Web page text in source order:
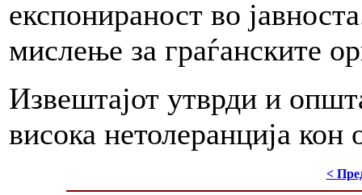
експонираност во
мислење за граѓанските
Извештајот утврди и
висока нетолеранција кон
<